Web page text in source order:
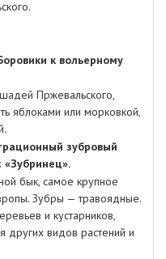
к вольерному
Пржевальского,
яблоками или морковкой,
.
зубровый
«Зубринец».
бык, самое крупное
Зубры — травоядные.
и кустарников,
других видов растений и